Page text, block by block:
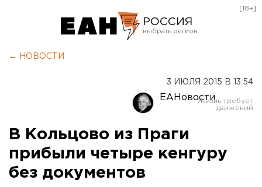
РОССИЯ
Оренбург
[18+]
← НОВОСТИ
3 ИЮЛЯ 2015 В 13:54
ЕАНовости
В Кольцово из Праги
прибыли четыре кенгуру
без документов